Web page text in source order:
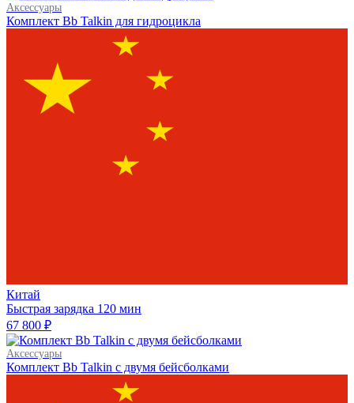
Аксессуары
Комплект Bb Talkin для гидроцикла
Китай
Быстрая зарядка 120 мин
67 800 ₽
Аксессуары
Комплект Bb Talkin с двумя бейсболками